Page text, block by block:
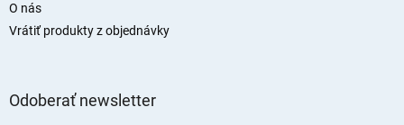
O nás
Vrátiť produkty z objednávky
Odoberať newsletter